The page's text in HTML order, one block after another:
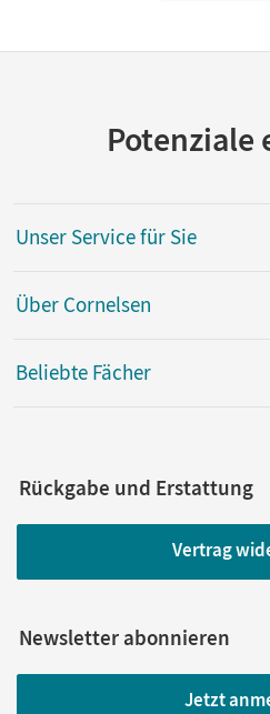
Potenziale
Unser Service für Sie
Über Cornelsen
Beliebte Fächer
Rückgabe und Erstattung
Vertrag
Newsletter abonnieren
Jetzt